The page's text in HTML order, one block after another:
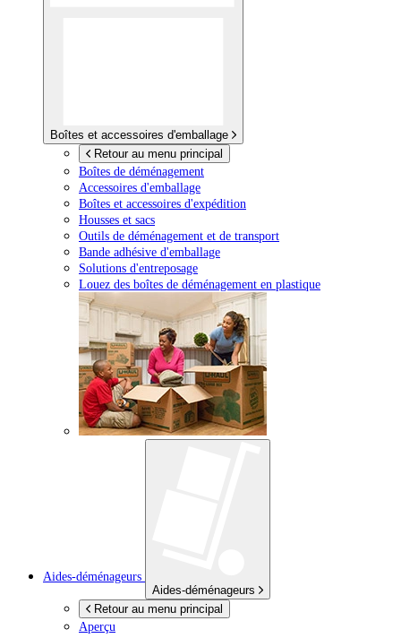
Boîtes et accessoires d'emballage
Retour au menu principal
Boîtes de déménagement
Accessoires d'emballage
Boîtes et accessoires d'expédition
Housses et sacs
Outils de déménagement et de transport
Bande adhésive d'emballage
Solutions d'entreposage
Louez des boîtes de déménagement en plastique
Aides-déménageurs
Aides-déménageurs
Retour au menu principal
Aperçu